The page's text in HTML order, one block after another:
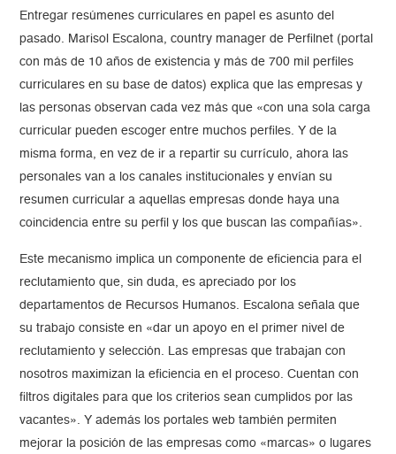
Entregar resúmenes curriculares en papel es asunto del
pasado. Marisol Escalona, country manager de Perfilnet (portal
con más de 10 años de existencia y más de 700 mil perfiles
curriculares en su base de datos) explica que las empresas y
las personas observan cada vez más que «con una sola carga
curricular pueden escoger entre muchos perfiles. Y de la
misma forma, en vez de ir a repartir su currículo, ahora las
personales van a los canales institucionales y envían su
resumen curricular a aquellas empresas donde haya una
coincidencia entre su perfil y los que buscan las compañías».
Este mecanismo implica un componente de eficiencia para el
reclutamiento que, sin duda, es apreciado por los
departamentos de Recursos Humanos. Escalona señala que
su trabajo consiste en «dar un apoyo en el primer nivel de
reclutamiento y selección. Las empresas que trabajan con
nosotros maximizan la eficiencia en el proceso. Cuentan con
filtros digitales para que los criterios sean cumplidos por las
vacantes». Y además los portales web también permiten
mejorar la posición de las empresas como «marcas» o lugares